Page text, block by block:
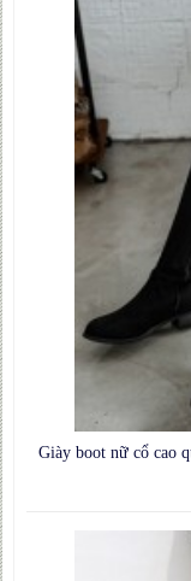
Giày boot nữ cổ cao